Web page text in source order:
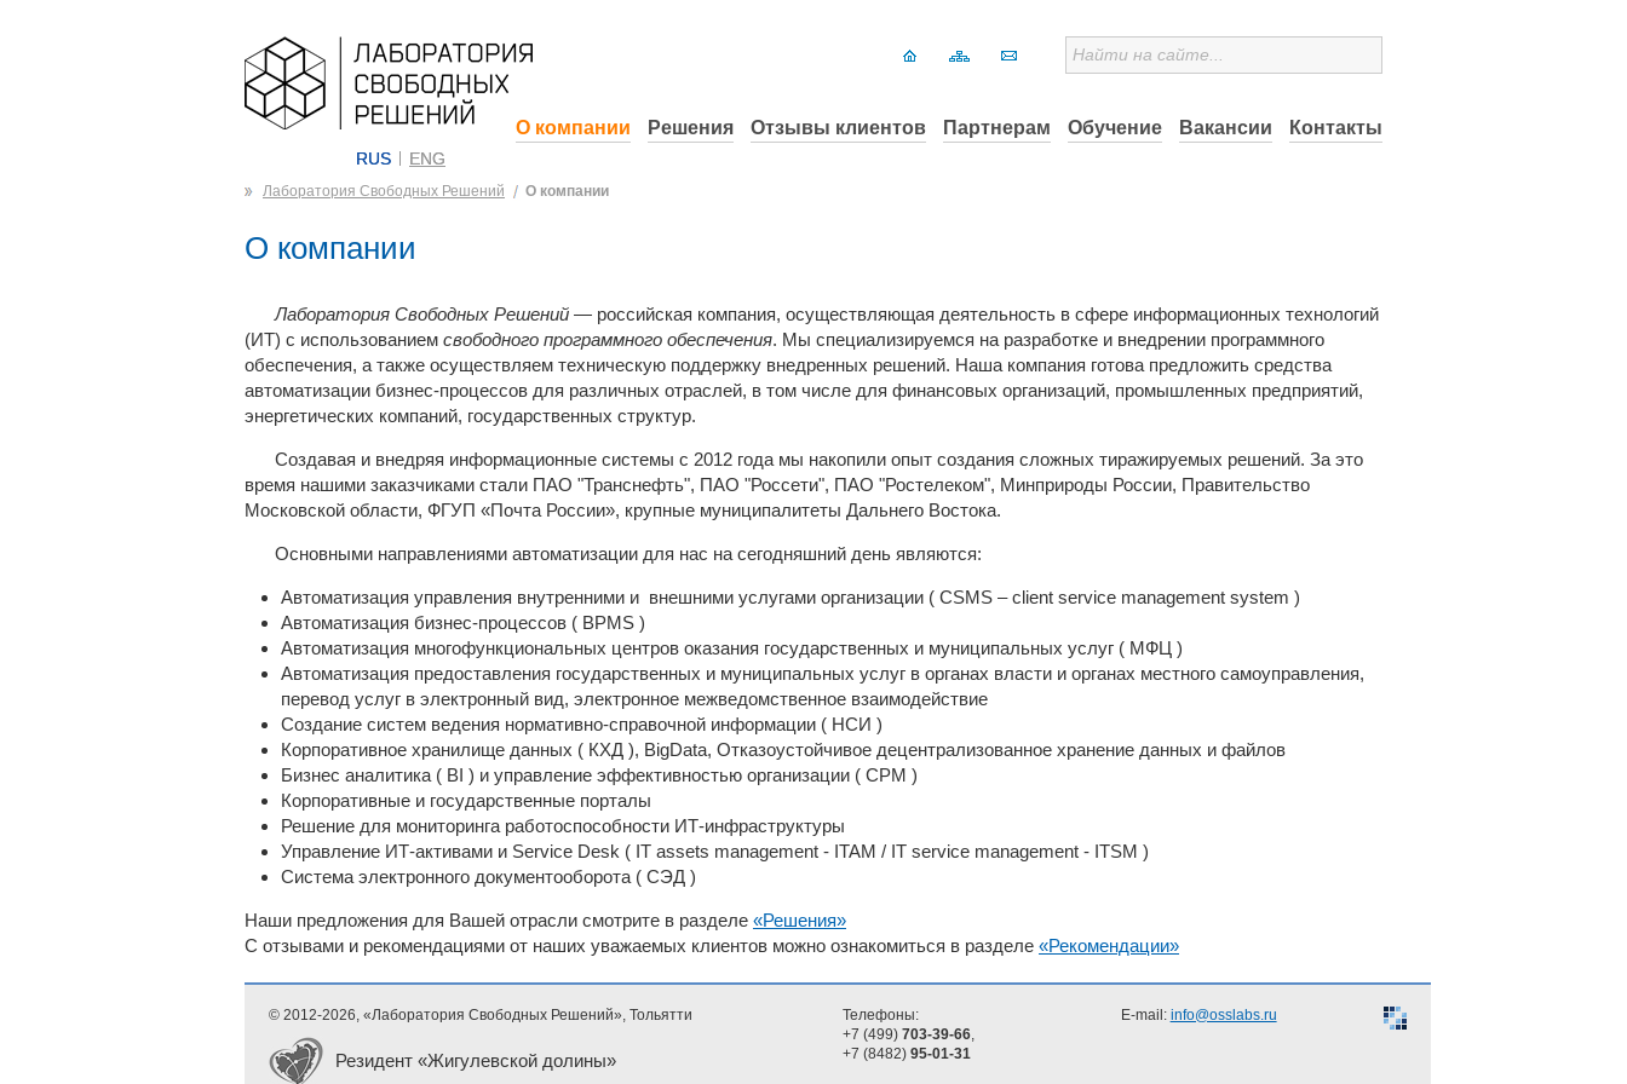
RUS ENG
О компании Решения Отзывы клиентов Партнерам Обучение Вакансии Контакты
Лаборатория Свободных Решений О компании
О компании
Лаборатория Свободных Решений — российская компания, осуществляющая деятельность в сфере информационных технологий
(ИТ) с использованием свободного программного обеспечения. Мы специализируемся на разработке и внедрении программного
обеспечения, а также осуществляем техническую поддержку внедренных решений. Наша компания готова предложить средства
автоматизации бизнес-процессов для различных отраслей, в том числе для финансовых организаций, промышленных предприятий,
энергетических компаний, государственных структур.
Создавая и внедряя информационные системы с 2012 года мы накопили опыт создания сложных тиражируемых решений. За это
время нашими заказчиками стали ПАО "Транснефть", ПАО "Россети", ПАО "Ростелеком", Минприроды России, Правительство
Московской области, ФГУП «Почта России», крупные муниципалитеты Дальнего Востока.
Основными направлениями автоматизации для нас на сегодняшний день являются:
Автоматизация управления внутренними и внешними услугами организации ( CSMS – client service management system )
Автоматизация бизнес-процессов ( BPMS )
Автоматизация многофункциональных центров оказания государственных и муниципальных услуг ( МФЦ )
Автоматизация предоставления государственных и муниципальных услуг в органах власти и органах местного самоуправления,
перевод услуг в электронный вид, электронное межведомственное взаимодействие
Создание систем ведения нормативно-справочной информации ( НСИ )
Корпоративное хранилище данных ( КХД ), BigData, Отказоустойчивое децентрализованное хранение данных и файлов
Бизнес аналитика ( BI ) и управление эффективностью организации ( CPM )
Корпоративные и государственные порталы
Решение для мониторинга работоспособности ИТ-инфраструктуры
Управление ИТ-активами и Service Desk ( IT assets management - ITAM / IT service management - ITSM )
Система электронного документооборота ( СЭД )
Наши предложения для Вашей отрасли смотрите в разделе «Решения»
С отзывами и рекомендациями от наших уважаемых клиентов можно ознакомиться в разделе «Рекомендации»
© 2012-2026, «Лаборатория Свободных Решений», Тольятти
Телефоны:
+7 (499) 703-39-66,
+7 (8482) 95-01-31
E-mail: info@osslabs.ru
Резидент «Жигулевской долины»